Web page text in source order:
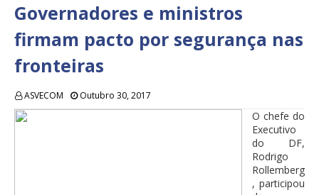
Governadores e ministros
firmam pacto por segurança nas
fronteiras
ASVECOM Outubro 30, 2017
O chefe do
Executivo
do DF,
Rodrigo
Rollemberg
, participou